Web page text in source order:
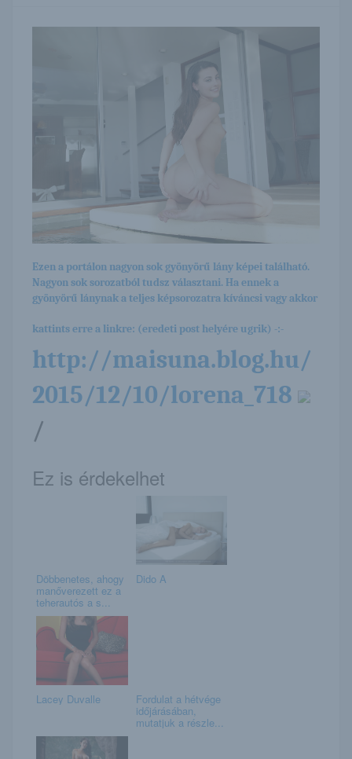
Ezen a portálon nagyon sok gyönyörű lány képei található.
Nagyon sok sorozatból tudsz választani. Ha ennek a
gyönyörű lánynak a teljes képsorozatra kíváncsi vagy akkor
kattints erre a linkre: (eredeti post helyére ugrik) -:-
http://maisuna.blog.hu/
2015/12/10/lorena_718
/
Ez is érdekelhet
Döbbenetes, ahogy
manőverezett ez a
teherautós a s...
Dido A
Lacey Duvalle Fordulat a hétvége
időjárásában,
mutatjuk a részle...